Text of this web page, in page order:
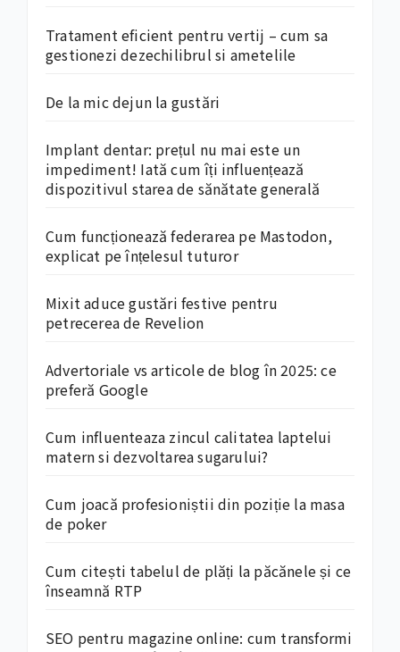
Tratament eficient pentru vertij – cum sa
gestionezi dezechilibrul si ametelile
De la mic dejun la gustări
Implant dentar: prețul nu mai este un
impediment! Iată cum îți influențează
dispozitivul starea de sănătate generală
Cum funcționează federarea pe Mastodon,
explicat pe înțelesul tuturor
Mixit aduce gustări festive pentru
petrecerea de Revelion
Advertoriale vs articole de blog în 2025: ce
preferă Google
Cum influenteaza zincul calitatea laptelui
matern si dezvoltarea sugarului?
Cum joacă profesioniștii din poziție la masa
de poker
Cum citești tabelul de plăți la păcănele și ce
înseamnă RTP
SEO pentru magazine online: cum transformi